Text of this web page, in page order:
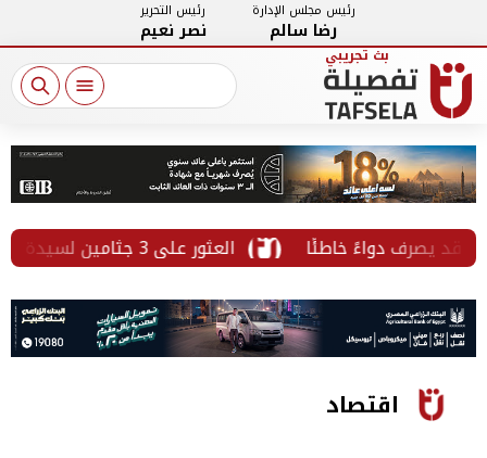
رئيس مجلس الإدارة
رضا سالم
رئيس التحرير
نصر نعيم
العثور على 3 جثامين لسيدة وابنتيها داخل سيارة في التجمع يصرف دواءً خاطئًا
اقتصاد